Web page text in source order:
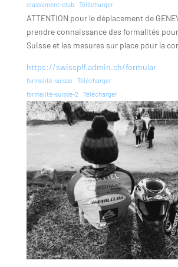
classement-club
Télécharger
ATTENTION pour le déplacement de
prendre connaissance des formalités pour
Suisse et les mesures sur place pour la
https://swissplf.admin.ch/formular
formalité-suisse
Télécharger
formalité-suisse-2
Télécharger